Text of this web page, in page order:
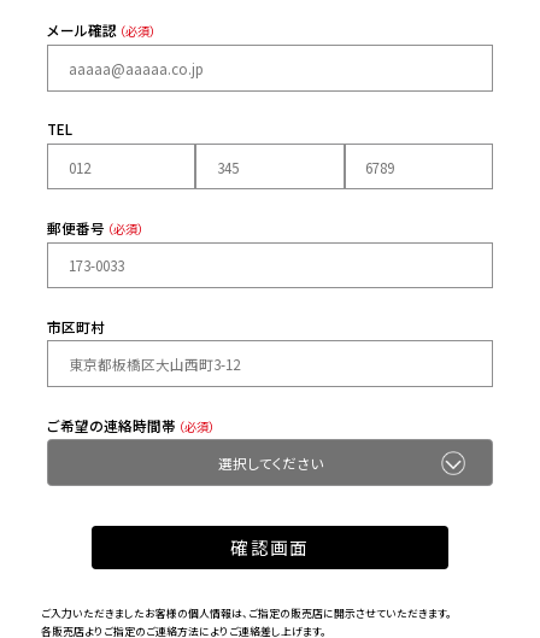
メール確認 （必須）
TEL
郵便番号 （必須）
市区町村
ご希望の連絡時間帯 （必須）
ご入力いただきましたお客様の個人情報は、ご指定の販売店に開示させていただきます。
各販売店よりご指定のご連絡方法によりご連絡差し上げます。